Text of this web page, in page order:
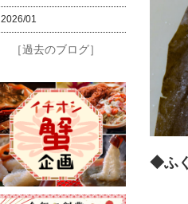
◆ふ
2026/01
［過去のブログ］